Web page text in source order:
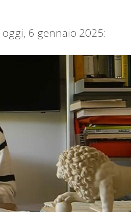
6 gennaio 2025: